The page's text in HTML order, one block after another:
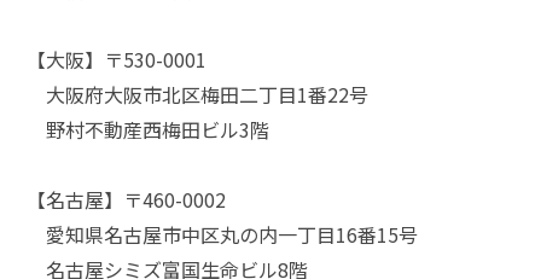
【大阪】〒530-0001
大阪府大阪市北区梅田二丁目1番22号
野村不動産西梅田ビル3階
【名古屋】〒460-0002
愛知県名古屋市中区丸の内一丁目16番15号
名古屋シミズ富国生命ビル8階